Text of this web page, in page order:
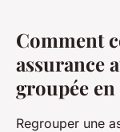
Comment
assurance
groupée en
Regrouper une